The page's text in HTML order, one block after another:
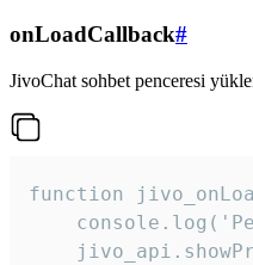
onLoadCallback#
JivoChat sohbet penceresi
function